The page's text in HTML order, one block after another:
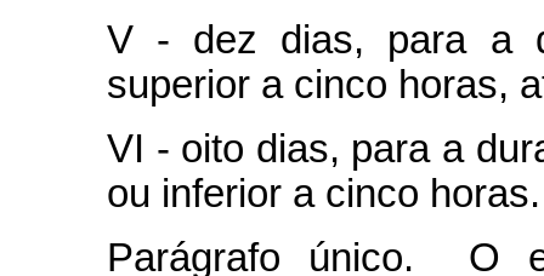
V - dez dias, para a
superior a cinco horas,
VI - oito dias, para a
ou inferior a cinco horas.
Parágrafo único. O